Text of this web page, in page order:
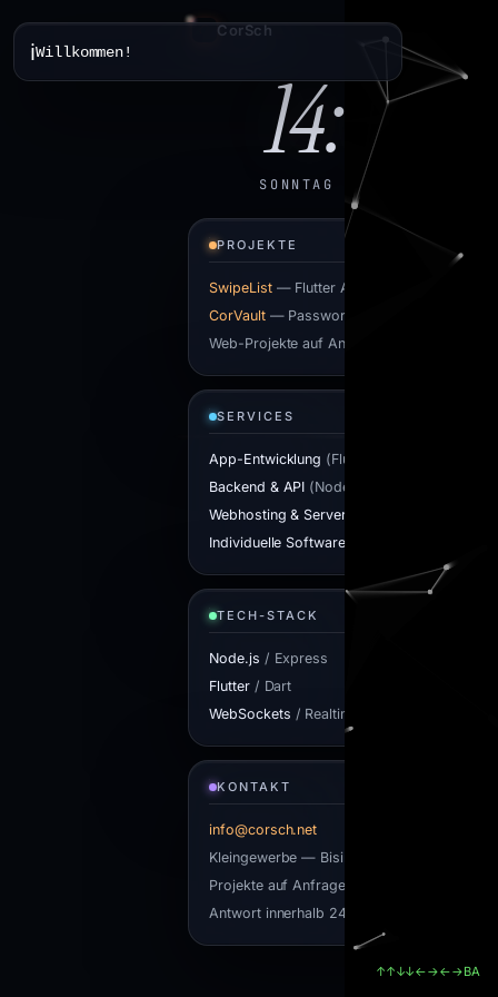
CorSch System online
14:49
SONNTAG · 09 AUG
PROJEKTE
SwipeList — Flutter App
CorVault — Passwort Manager
Web-Projekte auf Anfrage
SERVICES
App-Entwicklung (Flutter)
Backend & API (Node.js)
Webhosting & Server-Admin
Individuelle Software
TECH-STACK
Node.js / Express
Flutter / Dart
WebSockets / Realtime
KONTAKT
info@corsch.net
Kleingewerbe — Bisingen, Zollernalbkreis
Projekte auf Anfrage
Antwort innerhalb 24h
↑↑↓↓←→←→BA
ℹWillkommen!